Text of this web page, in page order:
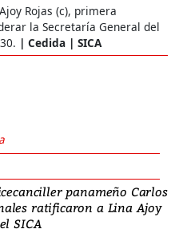
Rojas (c), primera
la Secretaría General del
Cedida | SICA
panameño Carlos
ratificaron a Lina Ajoy
SICA